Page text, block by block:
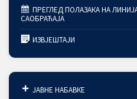
ПРЕГЛЕД ПОЛАЗАКА НА
САОБРАЋАЈА
ИЗВЈЕШТАЈИ
ЈАВНЕ НАБАВКЕ